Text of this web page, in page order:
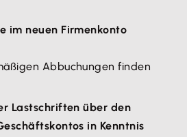
im neuen Firmenkonto
Abbuchungen finden
Lastschriften über den
in Kenntnis